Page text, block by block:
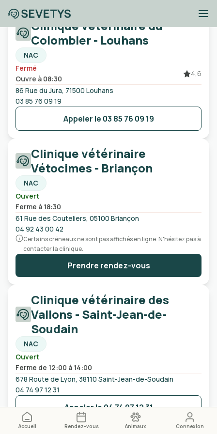
Accueil Rendez-vous Animaux Connexion
Cliniques vétérinaires
Ville, code postal, etc
Ouvert
Clinique vétérinaire du
Colombier - Louhans
NAC
Fermé
Ouvre à 08:30
4,6
86 Rue du Jura, 71500 Louhans
03 85 76 09 19
Appeler le 03 85 76 09 19
Clinique vétérinaire
Vétocimes - Briançon
NAC
Ouvert
Ferme à 18:30
61 Rue des Couteliers, 05100 Briançon
04 92 43 00 42
Certains créneaux ne sont pas affichés en ligne. N'hésitez pas à
contacter la clinique.
Prendre rendez-vous
Clinique vétérinaire des
Vallons - Saint-Jean-de-
Soudain
NAC
Ouvert
Ferme de 12:00 à 14:00
678 Route de Lyon, 38110 Saint-Jean-de-Soudain
04 74 97 12 31
Appeler le04 74 97 12 31